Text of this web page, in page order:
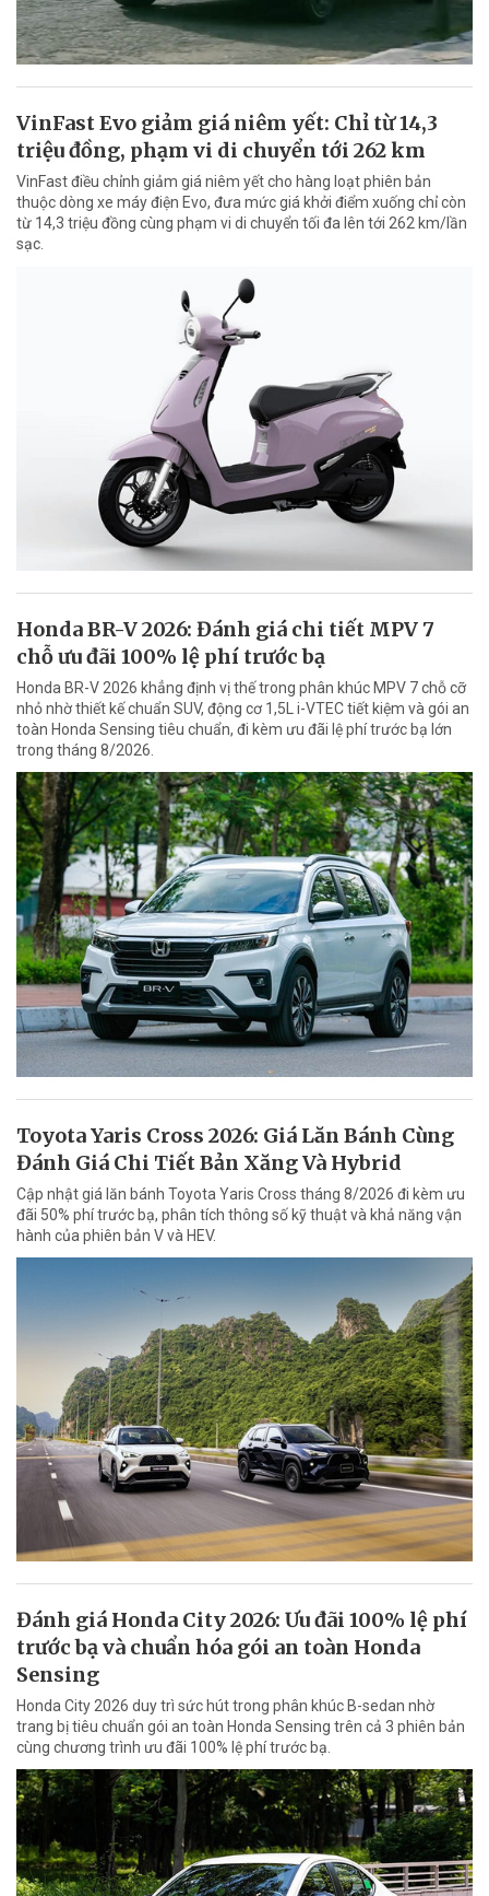
VinFast Evo giảm giá niêm yết: Chỉ từ 14,3
triệu đồng, phạm vi di chuyển tới 262 km
VinFast điều chỉnh giảm giá niêm yết cho hàng loạt phiên bản
thuộc dòng xe máy điện Evo, đưa mức giá khởi điểm xuống chỉ còn
từ 14,3 triệu đồng cùng phạm vi di chuyển tối đa lên tới 262 km/lần
sạc.
Honda BR-V 2026: Đánh giá chi tiết MPV 7
chỗ ưu đãi 100% lệ phí trước bạ
Honda BR-V 2026 khẳng định vị thế trong phân khúc MPV 7 chỗ cỡ
nhỏ nhờ thiết kế chuẩn SUV, động cơ 1,5L i-VTEC tiết kiệm và gói an
toàn Honda Sensing tiêu chuẩn, đi kèm ưu đãi lệ phí trước bạ lớn
trong tháng 8/2026.
Toyota Yaris Cross 2026: Giá Lăn Bánh Cùng
Đánh Giá Chi Tiết Bản Xăng Và Hybrid
Cập nhật giá lăn bánh Toyota Yaris Cross tháng 8/2026 đi kèm ưu
đãi 50% phí trước bạ, phân tích thông số kỹ thuật và khả năng vận
hành của phiên bản V và HEV.
Đánh giá Honda City 2026: Ưu đãi 100% lệ phí
trước bạ và chuẩn hóa gói an toàn Honda
Sensing
Honda City 2026 duy trì sức hút trong phân khúc B-sedan nhờ
trang bị tiêu chuẩn gói an toàn Honda Sensing trên cả 3 phiên bản
cùng chương trình ưu đãi 100% lệ phí trước bạ.